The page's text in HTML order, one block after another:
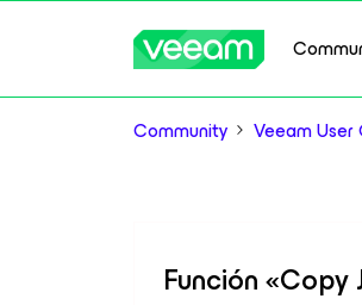
Community Veeam User
Función